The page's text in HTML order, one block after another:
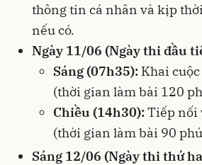
thông tin cá nhân và kịp
nếu có.
Ngày 11/06 (Ngày thi đầu
Sáng (07h35): Khai
(thời gian làm bài 120
Chiều (14h30):Tiếp nối
(thời gian làm bài 90
Sáng 12/06 (Ngày thi thứ